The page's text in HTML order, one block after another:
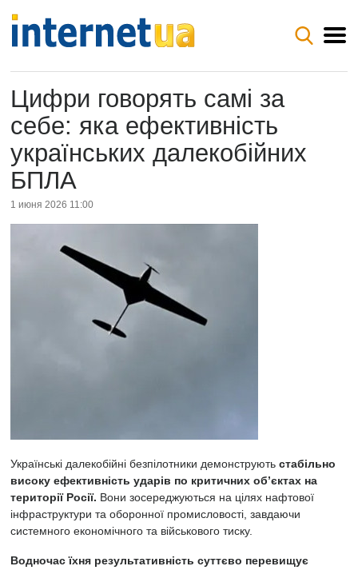
Цифри говорять самі за
себе: яка ефективність
українських далекобійних
БПЛА
1 июня 2026 11:00
Українські далекобійні безпілотники демонструють стабільно
високу ефективність ударів по критичних об’єктах на
території Росії. Вони зосереджуються на цілях нафтової
інфраструктури та оборонної промисловості, завдаючи
системного економічного та військового тиску.
Водночас їхня результативність суттєво перевищує